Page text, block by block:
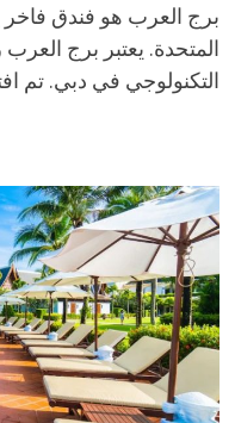
برج العرب هو فندق فاخر
المتحدة. يعتبر برج
التكنولوجي في دبي. تم